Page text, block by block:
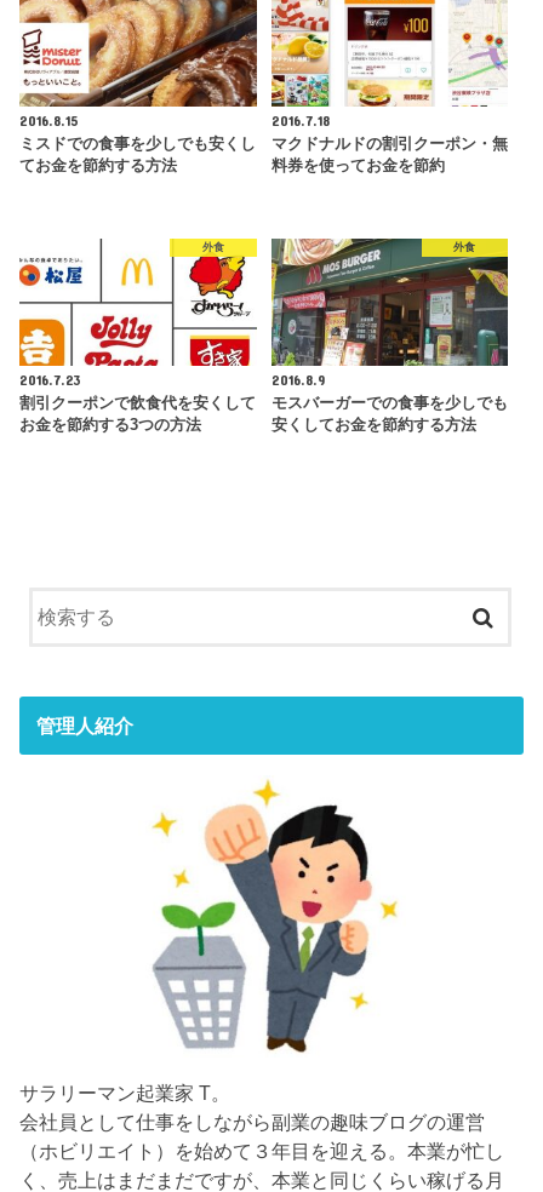
2016.8.15
ミスドでの食事を少しでも安くし
てお金を節約する方法
2016.7.18
マクドナルドの割引クーポン・無
料券を使ってお金を節約
外食
2016.7.23
割引クーポンで飲食代を安くして
お金を節約する3つの方法
外食
2016.8.9
モスバーガーでの食事を少しでも
安くしてお金を節約する方法
管理人紹介
サラリーマン起業家 T。
会社員として仕事をしながら副業の趣味ブログの運営
（ホビリエイト）を始めて３年目を迎える。本業が忙し
く、売上はまだまだですが、本業と同じくらい稼げる月